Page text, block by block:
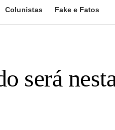
Colunistas Fake e Fatos
será